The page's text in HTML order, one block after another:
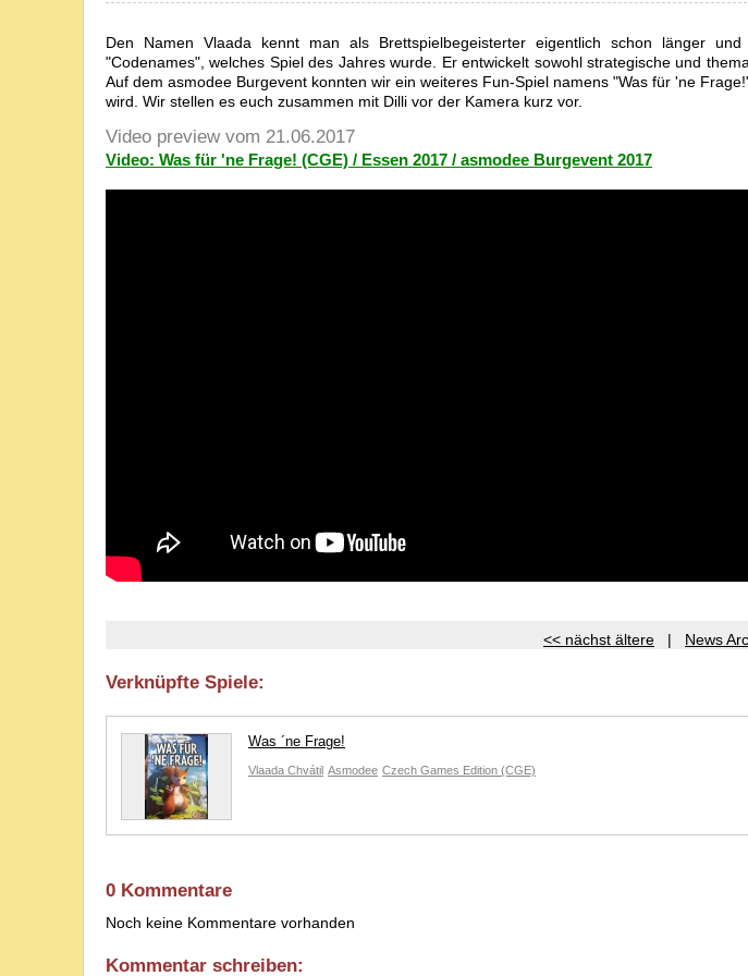
Den Namen Vlaada kennt man als Brettspielbegeisterter eigentlich schon länger
"Codenames", welches Spiel des Jahres wurde. Er entwickelt sowohl strategische und
Auf dem asmodee Burgevent konnten wir ein weiteres Fun-Spiel namens "Was für 'ne
wird. Wir stellen es euch zusammen mit Dilli vor der Kamera kurz vor.
Video preview vom 21.06.2017
Video: Was für 'ne Frage! (CGE) / Essen 2017 / asmodee Burgevent 2017
<< nächst ältere | News
Verknüpfte Spiele:
Was ´ne Frage!
Vlaada Chvátil Asmodee Czech Games Edition (CGE)
0 Kommentare
Noch keine Kommentare vorhanden
Kommentar schreiben: